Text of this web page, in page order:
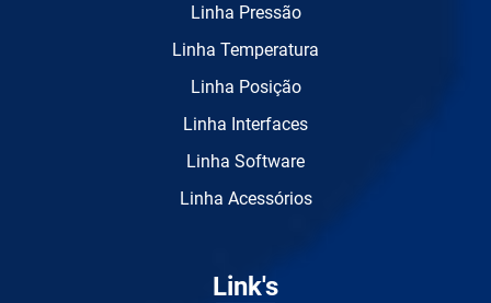
Linha Pressão
Linha Temperatura
Linha Posição
Linha Interfaces
Linha Software
Linha Acessórios
Link's